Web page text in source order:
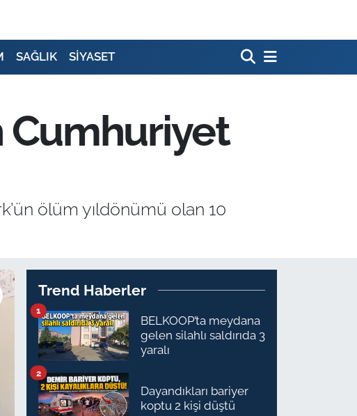
SAĞLIK SİYASET
Cumhuriyet
ölüm yıldönümü olan 10
Trend Haberler
BELKOOP’ta meydana
gelen silahlı saldırıda 3
yaralı
1
Dayandıkları bariyer
koptu 2 kişi düştü
2